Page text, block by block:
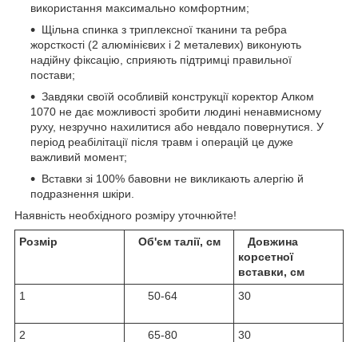
використання максимально комфортним;
Щільна спинка з триплексної тканини та ребра
жорсткості (2 алюмінієвих і 2 металевих) виконують
надійну фіксацію, сприяють підтримці правильної
постави;
Завдяки своїй особливій конструкції коректор Алком
1070 не дає можливості зробити людині ненавмисному
руху, незручно нахилитися або невдало повернутися. У
період реабілітації після травм і операцій це дуже
важливий момент;
Вставки зі 100% бавовни не викликають алергію й
подразнення шкіри.
Наявність необхідного розміру уточнюйте!
Розмір Об'єм талії, см
Довжина
корсетної
вставки, см
1
50-64 30
2 65-80 30